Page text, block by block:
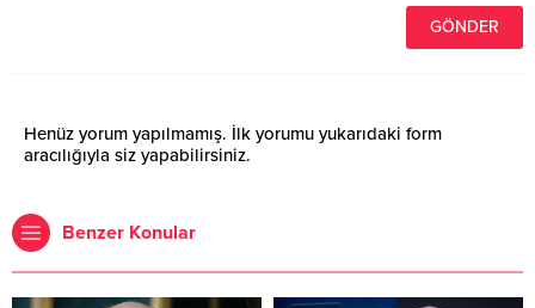
Henüz yorum yapılmamış. İlk yorumu yukarıdaki form
aracılığıyla siz yapabilirsiniz.
Benzer Konular